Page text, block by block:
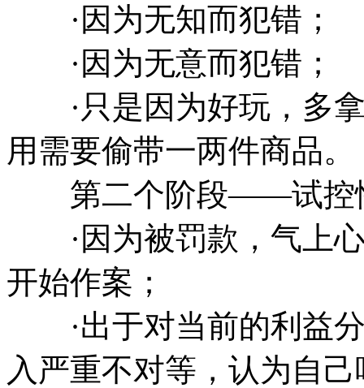
·因为无知而犯错；
·因为无意而犯错；
·只是因为好玩，多拿
用需要偷带一两件商品。
第二个阶段——试控
·因为被罚款，气上心
开始作案；
·出于对当前的利益分
入严重不对等，认为自